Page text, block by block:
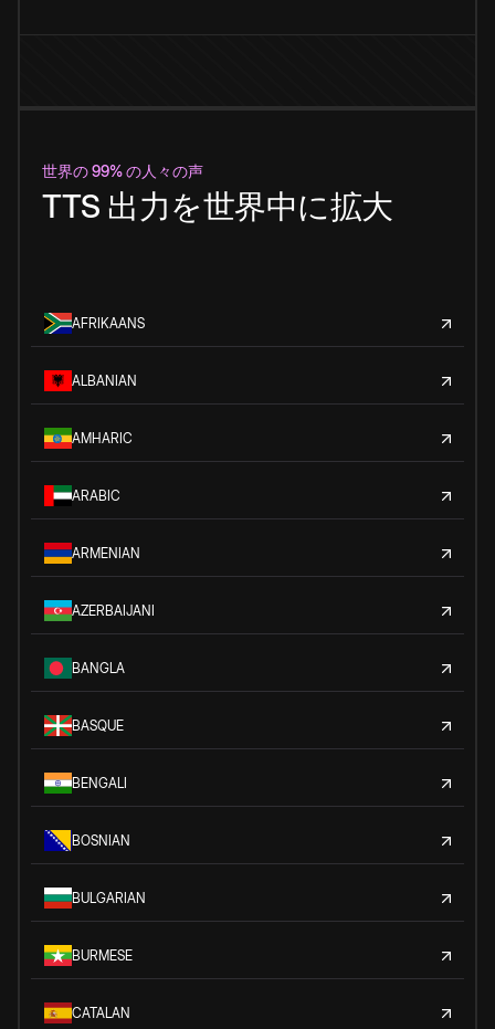
世界の 99% の人々の声
TTS 出力を世界中に拡大
AFRIKAANS
ALBANIAN
AMHARIC
ARABIC
ARMENIAN
AZERBAIJANI
BANGLA
BASQUE
BENGALI
BOSNIAN
BULGARIAN
BURMESE
CATALAN